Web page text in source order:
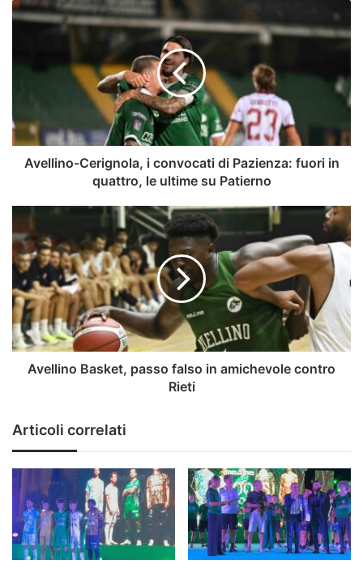
Avellino-
Cerignola,
in
quattro,
Avellino-Cerignola, i convocati di Pazienza: fuori in
quattro, le ultime su Patierno
Avellino
Basket,
passo
falso
amichevole
contro
Rieti
Avellino Basket, passo falso in amichevole contro
Rieti
Articoli correlati